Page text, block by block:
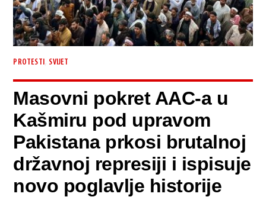
PROTESTI SVIJET
Masovni pokret AAC-a u
Kašmiru pod upravom
Pakistana prkosi brutalnoj
državnoj represiji i ispisuje
novo poglavlje historije